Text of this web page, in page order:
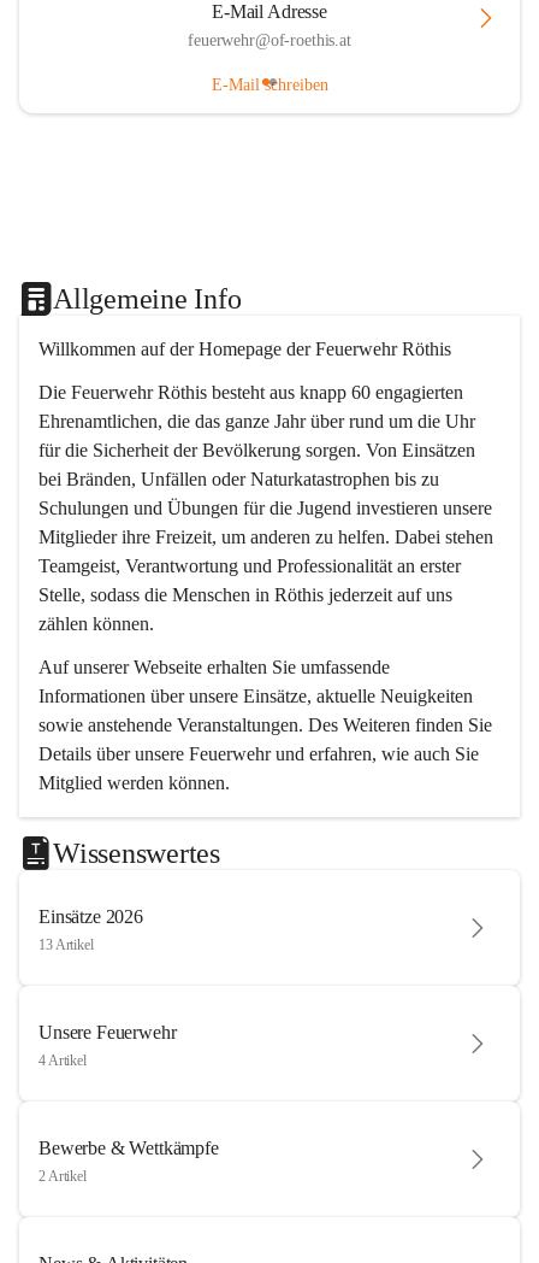
E-Mail Adresse
feuerwehr@of-roethis.at
E-Mail schreiben
Allgemeine Info
Willkommen auf der Homepage der Feuerwehr Röthis
Die Feuerwehr Röthis besteht aus knapp 60 engagierten
Ehrenamtlichen, die das ganze Jahr über rund um die Uhr
für die Sicherheit der Bevölkerung sorgen. Von Einsätzen
bei Bränden, Unfällen oder Naturkatastrophen bis zu
Schulungen und Übungen für die Jugend investieren unsere
Mitglieder ihre Freizeit, um anderen zu helfen. Dabei stehen
Teamgeist, Verantwortung und Professionalität an erster
Stelle, sodass die Menschen in Röthis jederzeit auf uns
zählen können.
Auf unserer Webseite erhalten Sie umfassende
Informationen über unsere Einsätze, aktuelle Neuigkeiten
sowie anstehende Veranstaltungen. Des Weiteren finden Sie
Details über unsere Feuerwehr und erfahren, wie auch Sie
Mitglied werden können.
Wissenswertes
Einsätze 2026
13 Artikel
Unsere Feuerwehr
4 Artikel
Bewerbe & Wettkämpfe
2 Artikel